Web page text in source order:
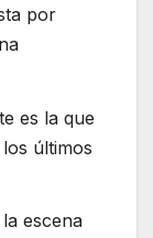
por
es la que
últimos
escena